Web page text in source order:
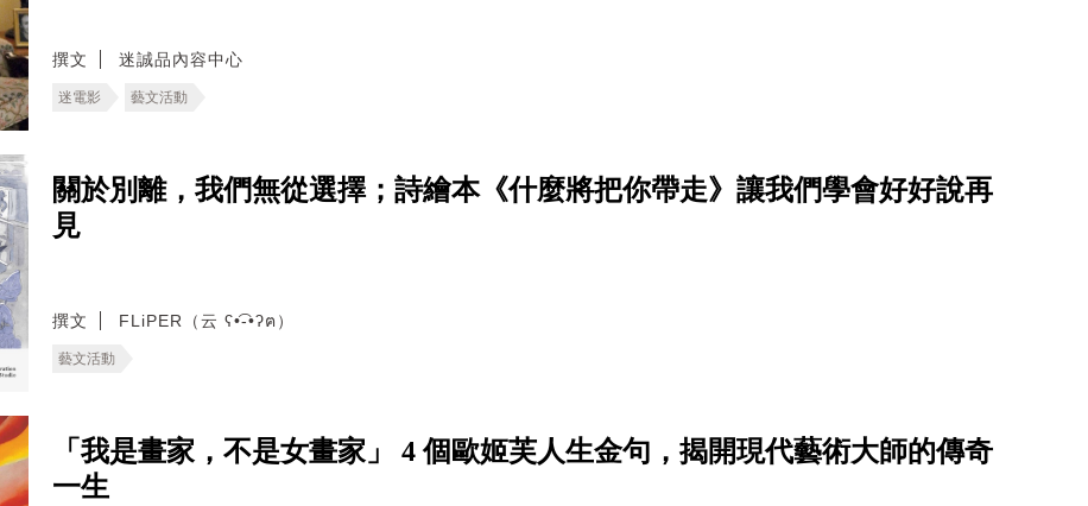
撰文 迷誠品內容中心
迷電影 藝文活動
關於別離，我們無從選擇；詩繪本《什麼將把你帶走》讓我們學會好好說再
見
撰文 FLiPER（云 ʕ•͡-•ʔฅ）
藝文活動
「我是畫家，不是女畫家」 4 個歐姬芙人生金句，揭開現代藝術大師的傳奇
一生